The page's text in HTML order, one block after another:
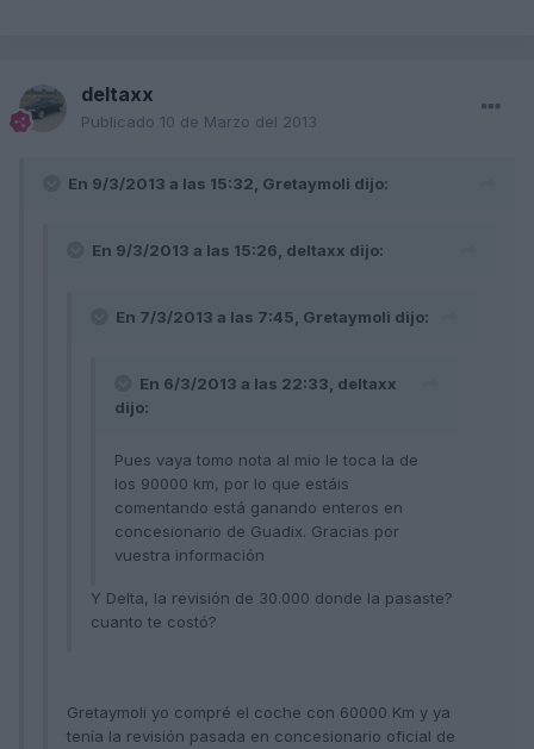
deltaxx
Publicado 10 de Marzo del 2013
En 9/3/2013 a las 15:32, Gretaymoli dijo:
En 9/3/2013 a las 15:26, deltaxx dijo:
En 7/3/2013 a las 7:45, Gretaymoli dijo:
En 6/3/2013 a las 22:33, deltaxx
dijo:
Pues vaya tomo nota al mio le toca la de
los 90000 km, por lo que estáis
comentando está ganando enteros en
concesionario de Guadix. Gracias por
vuestra información
Y Delta, la revisión de 30.000 donde la pasaste?
cuanto te costó?
Gretaymoli yo compré el coche con 60000 Km y ya
tenía la revisión pasada en concesionario oficial de